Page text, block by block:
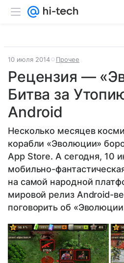
10 июля 2014 Прочее
Рецензия —
Битва за
Android
Несколько месяцев
корабли «Эволюции»
App Store. А сегодня, 10
мобильно-
на самой народной
мировой релиз Android-
поговорить об